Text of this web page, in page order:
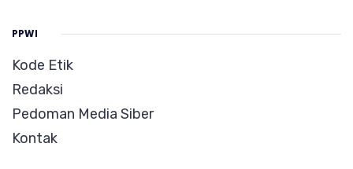
PPWI
Kode Etik
Redaksi
Pedoman Media Siber
Kontak